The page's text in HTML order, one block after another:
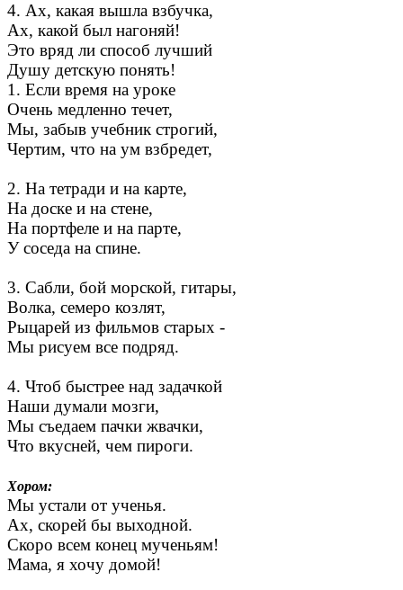
4. Ах, какая вышла взбучка,
Ах, какой был нагоняй!
Это вряд ли способ лучший
Душу детскую понять!
1. Если время на уроке
Очень медленно течет,
Мы, забыв учебник строгий,
Чертим, что на ум взбредет,
2. На тетради и на карте,
На доске и на стене,
На портфеле и на парте,
У соседа на спине.
3. Сабли, бой морской, гитары,
Волка, семеро козлят,
Рыцарей из фильмов старых -
Мы рисуем все подряд.
4. Чтоб быстрее над задачкой
Наши думали мозги,
Мы съедаем пачки жвачки,
Что вкусней, чем пироги.
Хором:
Мы устали от ученья.
Ах, скорей бы выходной.
Скоро всем конец мученьям!
Мама, я хочу домой!